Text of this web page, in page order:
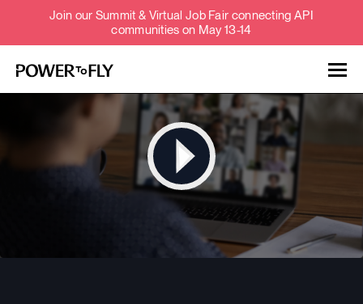
Join our Summit & Virtual Job Fair connecting API
communities on May 13-14
Employers
About
Jobs